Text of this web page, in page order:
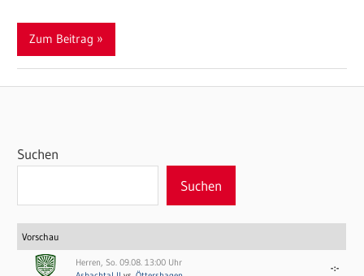
Zum Beitrag
Suchen
Suchen
Vorschau
Herren, So. 09.08. 13:00 Uhr
-:-